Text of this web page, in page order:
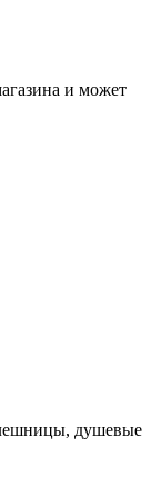
и может
душевые